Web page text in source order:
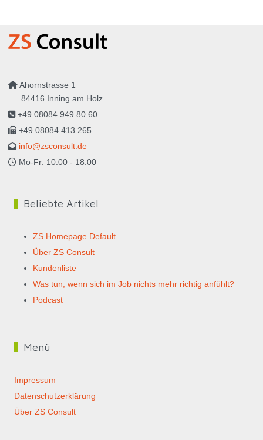
Ahornstrasse 1
84416 Inning am Holz
+49 08084 949 80 60
+49 08084 413 265
info@zsconsult.de
Mo-Fr: 10.00 - 18.00
Beliebte Artikel
ZS Homepage Default
Über ZS Consult
Kundenliste
Was tun, wenn sich im Job nichts mehr richtig anfühlt?
Podcast
Menü
Impressum
Datenschutzerklärung
Über ZS Consult